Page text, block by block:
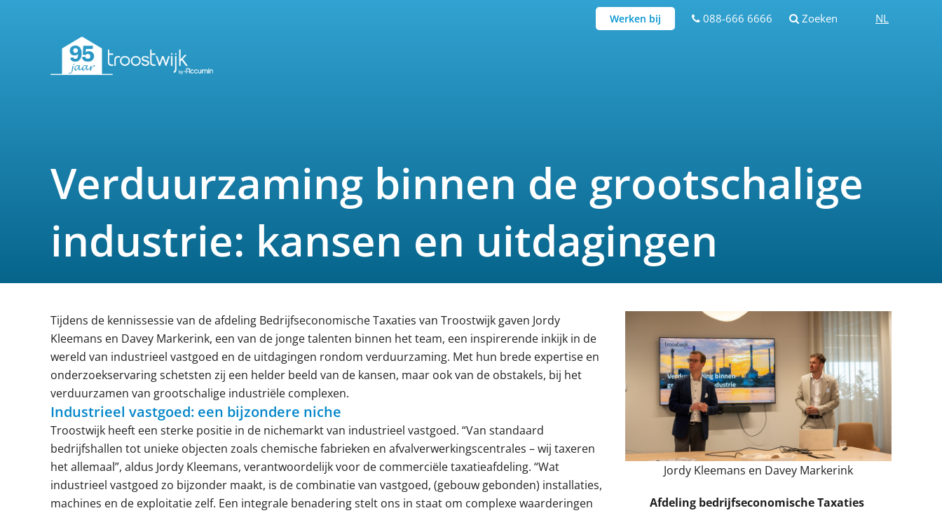
NL
Werken bij 088-666 6666 Zoeken
Verduurzaming binnen de grootschalige
industrie: kansen en uitdagingen
Tijdens de kennissessie van de afdeling Bedrijfseconomische Taxaties van Troostwijk gaven Jordy
Kleemans en Davey Markerink, een van de jonge talenten binnen het team, een inspirerende inkijk in de
wereld van industrieel vastgoed en de uitdagingen rondom verduurzaming. Met hun brede expertise en
onderzoekservaring schetsten zij een helder beeld van de kansen, maar ook van de obstakels, bij het
verduurzamen van grootschalige industriële complexen.
Industrieel vastgoed: een bijzondere niche
Troostwijk heeft een sterke positie in de nichemarkt van industrieel vastgoed. “Van standaard
bedrijfshallen tot unieke objecten zoals chemische fabrieken en afvalverwerkingscentrales – wij taxeren
het allemaal”, aldus Jordy Kleemans, verantwoordelijk voor de commerciële taxatieafdeling. “Wat
industrieel vastgoed zo bijzonder maakt, is de combinatie van vastgoed, (gebouw gebonden) installaties,
machines en de exploitatie zelf. Een integrale benadering stelt ons in staat om complexe waarderingen
Jordy Kleemans en Davey Markerink
Afdeling bedrijfseconomische Taxaties